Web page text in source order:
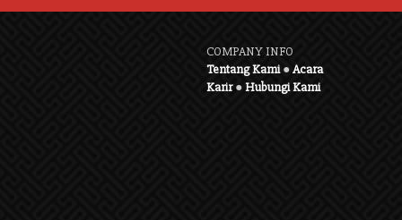
COMPANY INFO
Tentang Kami●Acara
Karir●Hubungi Kami